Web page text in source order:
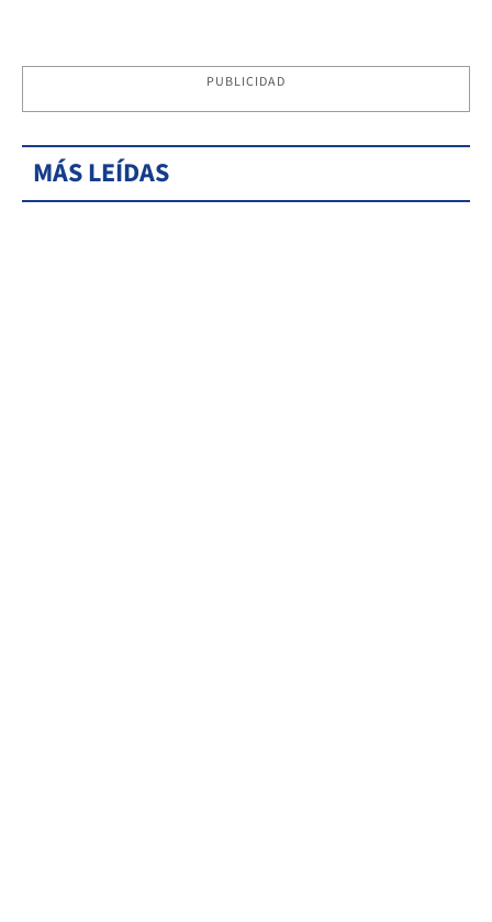
PUBLICIDAD
MÁS LEÍDAS